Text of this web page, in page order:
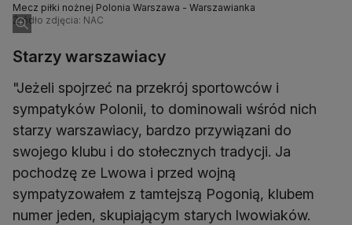
Mecz piłki nożnej Polonia Warszawa - Warszawianka
Źródło zdjęcia: NAC
Starzy warszawiacy
"Jeżeli spojrzeć na przekrój sportowców i
sympatyków Polonii, to dominowali wśród nich
starzy warszawiacy, bardzo przywiązani do
swojego klubu i do stołecznych tradycji. Ja
pochodzę ze Lwowa i przed wojną
sympatyzowałem z tamtejszą Pogonią, klubem
numer jeden, skupiającym starych lwowiaków.